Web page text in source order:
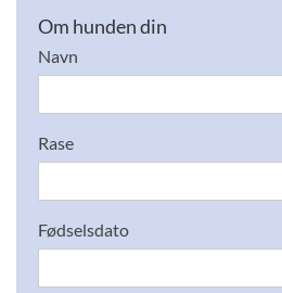
Om hunden din
Navn
Rase
Fødselsdato